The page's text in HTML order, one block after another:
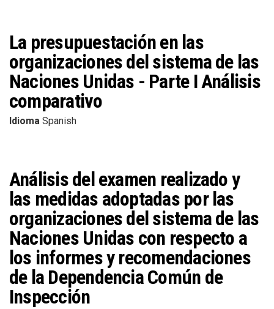
La presupuestación en las
organizaciones del sistema de las
Naciones Unidas - Parte I Análisis
comparativo
Idioma Spanish
Análisis del examen realizado y
las medidas adoptadas por las
organizaciones del sistema de las
Naciones Unidas con respecto a
los informes y recomendaciones
de la Dependencia Común de
Inspección